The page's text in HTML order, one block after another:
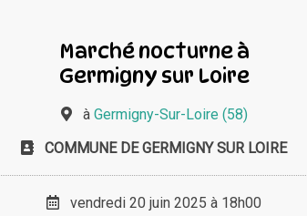
Marché nocturne à
Germigny sur Loire
à Germigny-Sur-Loire (58)
COMMUNE DE GERMIGNY SUR LOIRE
vendredi 20 juin 2025 à 18h00